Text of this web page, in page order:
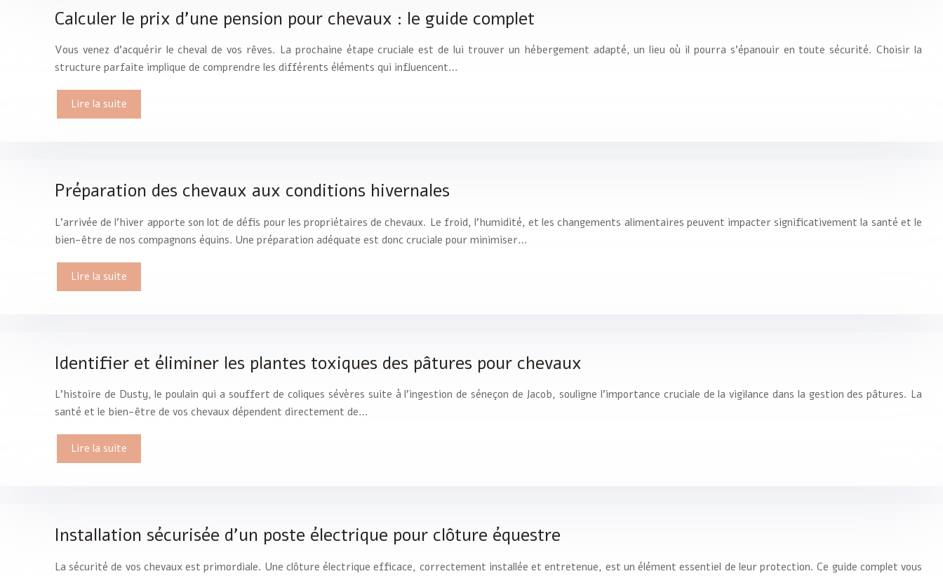
Calculer le prix d’une pension pour chevaux : le guide complet
Vous venez d’acquérir le cheval de vos rêves. La prochaine étape cruciale est de lui trouver un hébergement adapté, un lieu où il pourra s’épanouir en toute sécurité. Choisir la
structure parfaite implique de comprendre les différents éléments qui influencent…
Lire la suite
Préparation des chevaux aux conditions hivernales
L’arrivée de l’hiver apporte son lot de défis pour les propriétaires de chevaux. Le froid, l’humidité, et les changements alimentaires peuvent impacter significativement la santé et le
bien-être de nos compagnons équins. Une préparation adéquate est donc cruciale pour minimiser…
Lire la suite
Identifier et éliminer les plantes toxiques des pâtures pour chevaux
L’histoire de Dusty, le poulain qui a souffert de coliques sévères suite à l’ingestion de séneçon de Jacob, souligne l’importance cruciale de la vigilance dans la gestion des pâtures. La
santé et le bien-être de vos chevaux dépendent directement de…
Lire la suite
Installation sécurisée d’un poste électrique pour clôture équestre
La sécurité de vos chevaux est primordiale. Une clôture électrique efficace, correctement installée et entretenue, est un élément essentiel de leur protection. Ce guide complet vous